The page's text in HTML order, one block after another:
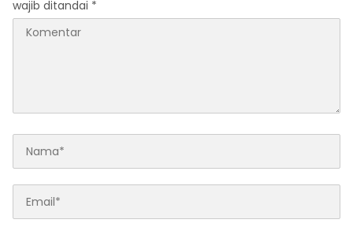
wajib ditandai *